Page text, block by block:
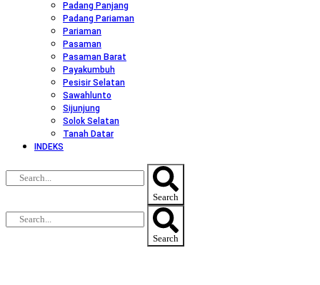
Padang Panjang
Padang Pariaman
Pariaman
Pasaman
Pasaman Barat
Payakumbuh
Pesisir Selatan
Sawahlunto
Sijunjung
Solok Selatan
Tanah Datar
INDEKS
Search
Search